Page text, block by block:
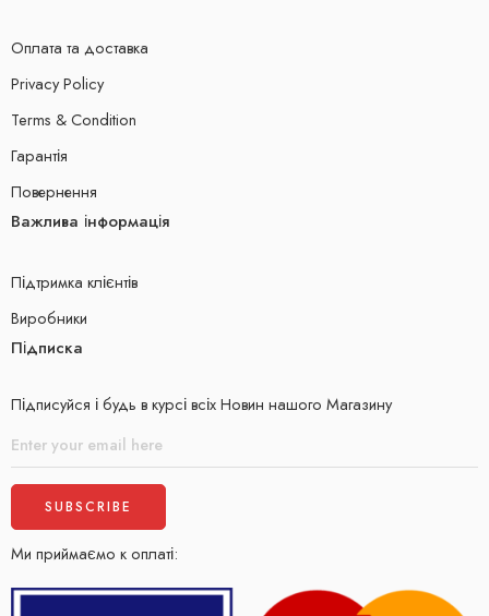
Оплата та доставка
Privacy Policy
Terms & Condition
Гарантія
Повернення
Важлива інформація
Підтримка клієнтів
Виробники
Підписка
Підписуйся і будь в курсі всіх Новин нашого Магазину
Ми приймаємо к оплаті: